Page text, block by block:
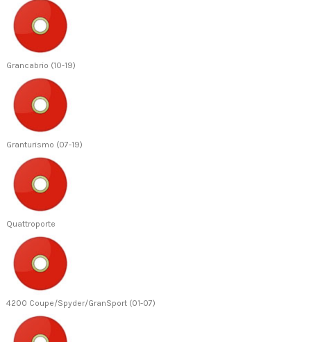
Grancabrio (10-19)
Granturismo (07-19)
Quattroporte
4200 Coupe/Spyder/GranSport (01-07)